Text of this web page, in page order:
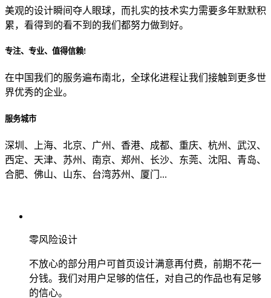
目前主要的营销渠道是？
美观的设计瞬间夺人眼球，而扎实的技术实力需要多年默默积
累，看得到的看不到的我们都努力做到好。
专注、专业、值得信赖!
在中国我们的服务遍布南北，全球化进程让我们接触到更多世
界优秀的企业。
服务城市
深圳、上海、北京、广州、香港、成都、重庆、杭州、武汉、
西定、天津、苏州、南京、郑州、长沙、东莞、沈阳、青岛、
合肥、佛山、山东、台湾苏州、厦门...
零风险设计
不放心的部分用户可首页设计满意再付费，前期不花一
分钱。我们对用户足够的信任，对自己的作品也有足够
的信心。